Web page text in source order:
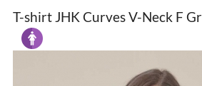
T-shirt JHK Curves V-Neck F